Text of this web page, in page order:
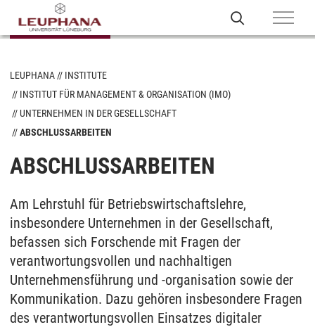
LEUPHANA
INSTITUTE
INSTITUT FÜR MANAGEMENT & ORGANISATION (IMO)
UNTERNEHMEN IN DER GESELLSCHAFT
ABSCHLUSSARBEITEN
ABSCHLUSSARBEITEN
Am Lehrstuhl für Betriebswirtschaftslehre,
insbesondere Unternehmen in der Gesellschaft,
befassen sich Forschende mit Fragen der
verantwortungsvollen und nachhaltigen
Unternehmensführung und -organisation sowie der
Kommunikation. Dazu gehören insbesondere Fragen
des verantwortungsvollen Einsatzes digitaler